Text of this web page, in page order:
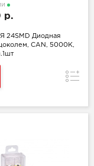
р.
24SMD Диодная
CAN, 5000K,